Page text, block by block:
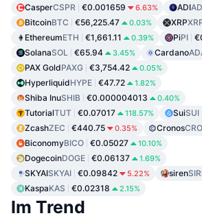
CasperCSPR €0.001659 6.63% ADI
BitcoinBTC €56,225.47 0.03% XRP
EthereumETH €1,661.11 0.39% PiPI
SolanaSOL €65.94 3.45% Cardano
PAX GoldPAXG €3,754.42 0.05%
HyperliquidHYPE €47.72 1.82%
Shiba InuSHIB €0.000004013 0.40%
TutorialTUT €0.07017 118.57% SuiSUI
ZcashZEC €440.75 0.35% CronosCRO
BiconomyBICO €0.05027 10.10%
DogecoinDOGE €0.06137 1.69%
SKYAISKYAI €0.09842 5.22% siren
KaspaKAS €0.02318 2.15%
Im Trend